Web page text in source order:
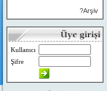
?Arşiv
Kullanıcı
Şifre